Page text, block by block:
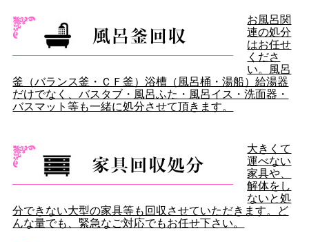
お風呂関
連の処分
はお任せ
くださ
い。風呂
釜（バランス釜・ＣＦ釜）浴槽（風呂桶・湯船）給湯器
だけでなく、バスタブ・風呂ふた・風呂イス・洗面器・
バスマット等も一緒に処分させて頂きます。
大きくて
運べない
家具や、
解体をし
ないと処
分できない大型の家具等も回収させていただきます。ど
んな量でも、緊急なご対応でもお任せ下さい。